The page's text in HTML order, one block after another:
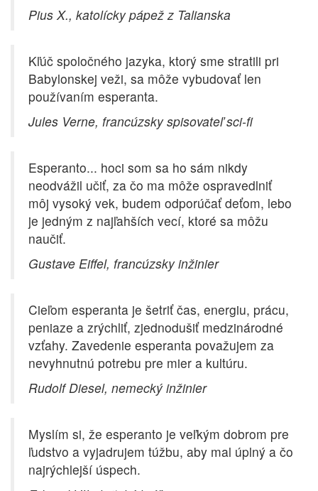
Pius X., katolícky pápež z Talianska
Kľúč spoločného jazyka, ktorý sme stratili pri
Babylonskej veži, sa môže vybudovať len
používaním esperanta.
Jules Verne, francúzsky spisovateľ sci-fi
Esperanto... hoci som sa ho sám nikdy
neodvážil učiť, za čo ma môže ospravedlniť
môj vysoký vek, budem odporúčať deťom, lebo
je jedným z najľahších vecí, ktoré sa môžu
naučiť.
Gustave Eiffel, francúzsky inžinier
Cieľom esperanta je šetriť čas, energiu, prácu,
peniaze a zrýchliť, zjednodušiť medzinárodné
vzťahy. Zavedenie esperanta považujem za
nevyhnutnú potrebu pre mier a kultúru.
Rudolf Diesel, nemecký inžinier
Myslím si, že esperanto je veľkým dobrom pre
ľudstvo a vyjadrujem túžbu, aby mal úplný a čo
najrýchlejší úspech.